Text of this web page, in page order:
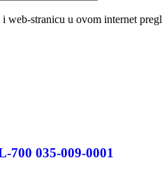
web-stranicu u ovom internet
700 035-009-0001